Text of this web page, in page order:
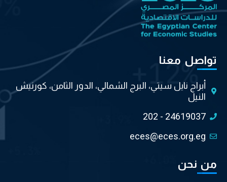
تواصل معنا
أبراج نايل سيتي، البرج الشمالي، الدور الثامن، كورنيش
النيل
202 - 24619037
eces@eces.org.eg
من نحن